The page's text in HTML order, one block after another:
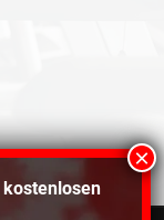
kostenlosen